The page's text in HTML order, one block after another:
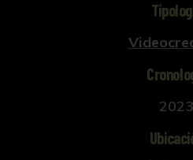
2023